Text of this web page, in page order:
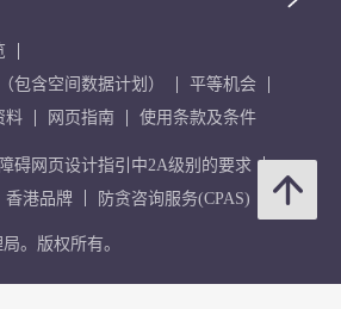
包含空间数据计划）
平等机会
料 网页指南 使用条款及条件
碍网页设计指引中2A级别的要求
香港品牌 防贪咨询服务(CPAS)
。版权所有。